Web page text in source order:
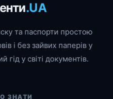
.UA
та паспорти простою
і без зайвих паперів у
гід у світі документів.
ЗНАТИ